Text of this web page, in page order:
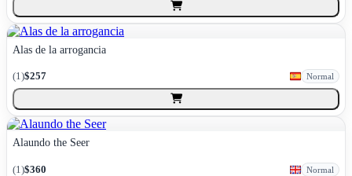
Alas de la arrogancia
(1)$257 Normal
Alaundo the Seer
(1)$360 Normal